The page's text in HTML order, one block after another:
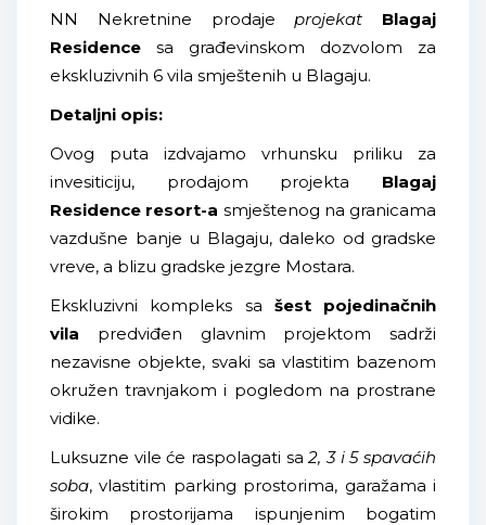
NN Nekretnine prodaje projekat
Blagaj
Residence sa građevinskom dozvolom za
ekskluzivnih 6 vila smještenih u Blagaju.
Detaljni opis:
Ovog puta izdvajamo vrhunsku priliku za
invesiticiju, prodajom projekta Blagaj
Residence resort-a smještenog na granicama
vazdušne banje u Blagaju, daleko od gradske
vreve, a blizu gradske jezgre Mostara.
Ekskluzivni kompleks sa šest pojedinačnih
vila predviđen glavnim projektom sadrži
nezavisne objekte, svaki sa vlastitim bazenom
okružen travnjakom i pogledom na prostrane
vidike.
Luksuzne vile će raspolagati sa 2, 3 i 5 spavaćih
soba, vlastitim parking prostorima, garažama i
širokim prostorijama ispunjenim bogatim